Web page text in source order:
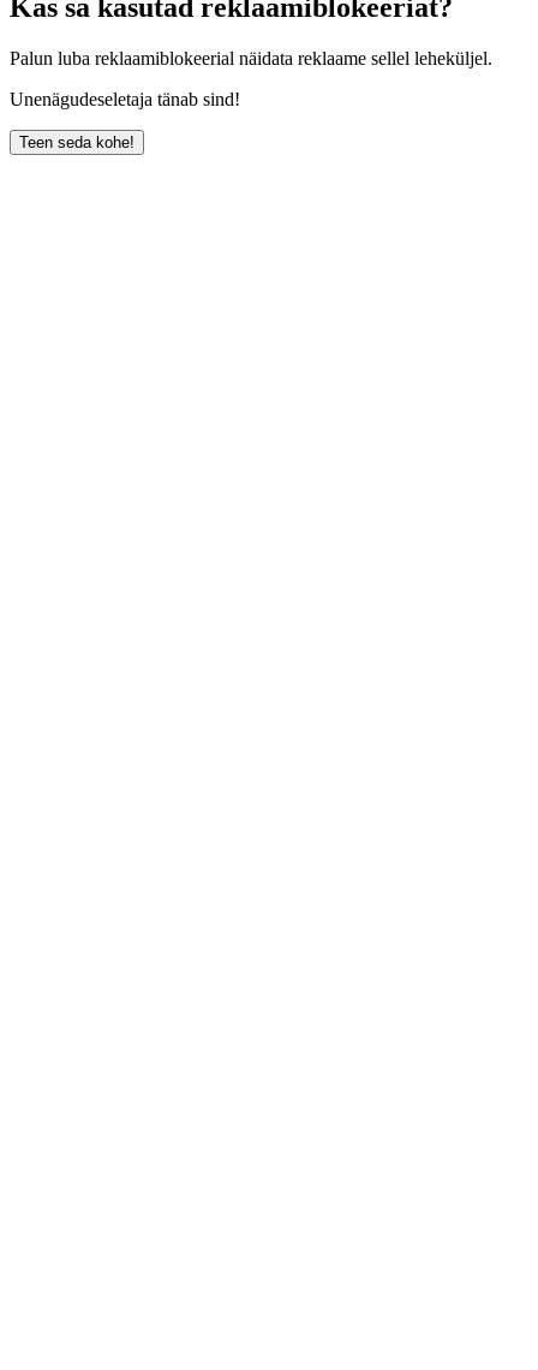
Kas sa kasutad reklaamiblokeeriat?
Palun luba reklaamiblokeerial näidata reklaame sellel leheküljel.
Unenägudeseletaja tänab sind!
Teen seda kohe!